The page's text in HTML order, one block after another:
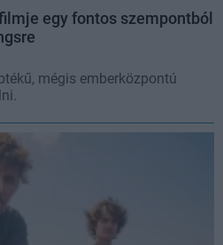
egy fontos szempontból
mégis emberközpontú